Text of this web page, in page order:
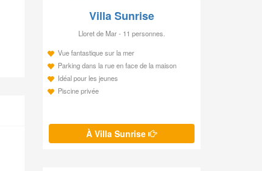
Villa Sunrise
Lloret de Mar - 11 personnes.
Vue fantastique sur la mer
Parking dans la rue en face de la maison
Idéal pour les jeunes
Piscine privée
À Villa Sunrise